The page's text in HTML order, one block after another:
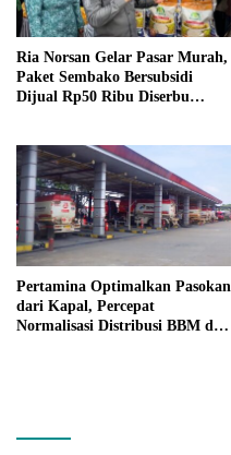
Ria Norsan Gelar Pasar Murah,
Paket Sembako Bersubsidi
Dijual Rp50 Ribu Diserbu
Pertamina Optimalkan Pasokan
dari Kapal, Percepat
Normalisasi Distribusi BBM di